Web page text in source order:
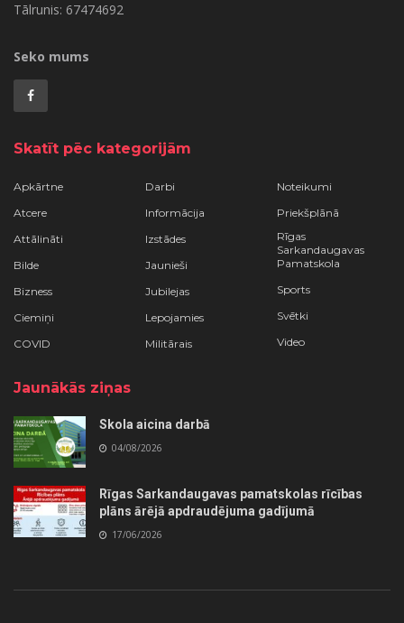
Tālrunis: 67474692
Seko mums
Skatīt pēc kategorijām
Apkārtne
Atcere
Attālināti
Bilde
Bizness
Ciemiņi
COVID
Darbi
Informācija
Izstādes
Jaunieši
Jubilejas
Lepojamies
Militārais
Noteikumi
Priekšplānā
Rīgas
Sarkandaugavas
Pamatskola
Sports
Svētki
Video
Jaunākās ziņas
Skola aicina darbā
04/08/2026
Rīgas Sarkandaugavas pamatskolas rīcības
plāns ārējā apdraudējuma gadījumā
17/06/2026